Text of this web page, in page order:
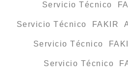
Servicio Técnico
Servicio Técnico FAKIR
Servicio Técnico
Servicio Técnico